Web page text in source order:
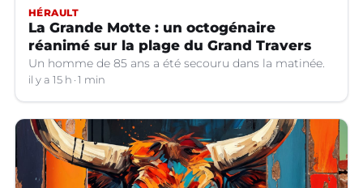
HÉRAULT
La Grande Motte : un octogénaire
réanimé sur la plage du Grand Travers
Un homme de 85 ans a été secouru dans la matinée.
il y a 15 h 1 min